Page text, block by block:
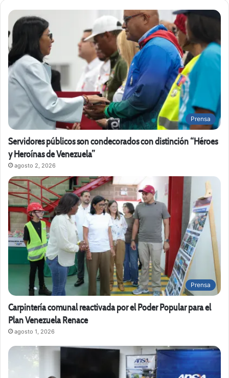
Prensa
Servidores públicos son condecorados con distinción “Héroes
y Heroínas de Venezuela”
agosto 2, 2026
Prensa
Carpintería comunal reactivada por el Poder Popular para el
Plan Venezuela Renace
agosto 1, 2026